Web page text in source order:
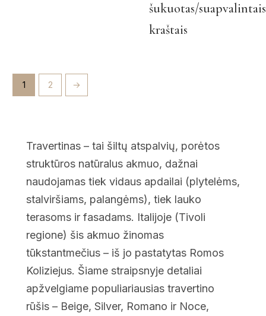
may
be
chosen
šukuotas/suapvalintais
kraštais
1 2 →
Travertinas – tai šiltų atspalvių, porėtos
struktūros natūralus akmuo, dažnai
naudojamas tiek vidaus apdailai (plytelėms,
stalviršiams, palangėms), tiek lauko
terasoms ir fasadams. Italijoje (Tivoli
regione) šis akmuo žinomas
tūkstantmečius – iš jo pastatytas Romos
Koliziejus. Šiame straipsnyje detaliai
apžvelgiame populiariausias travertino
rūšis – Beige, Silver, Romano ir Noce,